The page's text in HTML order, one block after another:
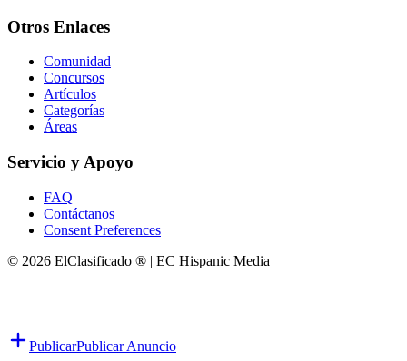
Otros Enlaces
Comunidad
Concursos
Artículos
Categorías
Áreas
Servicio y Apoyo
FAQ
Contáctanos
Consent Preferences
© 2026 ElClasificado ® | EC Hispanic Media
PublicarPublicar Anuncio